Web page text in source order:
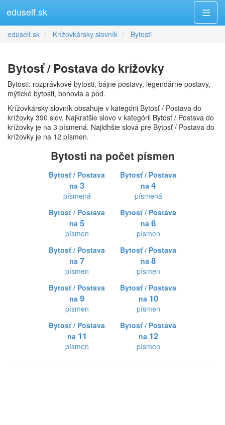
eduself.sk
eduself.sk Krížovkársky slovník Bytosti
Bytosť / Postava do krížovky
Bytosti: rozprávkové bytosti, bájne postavy, legendárne postavy,
mýtické bytosti, bohovia a pod.
Krížovkársky slovník obsahuje v kategórii Bytosť / Postava do
krížovky 390 slov. Najkratšie slovo v kategórii Bytosť / Postava do
krížovky je na 3 písmená. Najldhšie slová pre Bytosť / Postava do
krížovky je na 12 písmen.
Bytosti na počet písmen
Bytosť / Postava
na 3
písmená
Bytosť / Postava
na 4
písmená
Bytosť / Postava
na 5
písmen
Bytosť / Postava
na 6
písmen
Bytosť / Postava
na 7
písmen
Bytosť / Postava
na 8
písmen
Bytosť / Postava
na 9
písmen
Bytosť / Postava
na 10
písmen
Bytosť / Postava
na 11
písmen
Bytosť / Postava
na 12
písmen